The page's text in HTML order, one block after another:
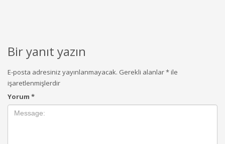
Bir yanıt yazın
E-posta adresiniz yayınlanmayacak. Gerekli alanlar*ile
işaretlenmişlerdir
Yorum *